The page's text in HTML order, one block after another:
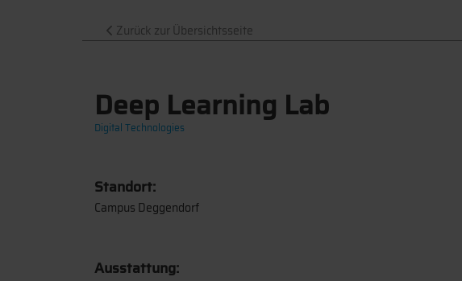
Zurück zur Übersichtsseite
Deep Learning Lab
Digital Technologies
Standort:
Campus Deggendorf
Ausstattung: